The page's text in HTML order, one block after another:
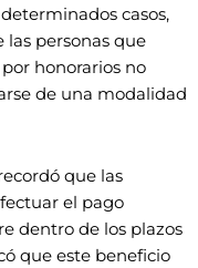
determinados casos,
las personas que
honorarios no
de una modalidad
que las
el pago
dentro de los plazos
que este beneficio